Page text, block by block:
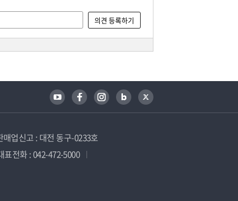
매업신고 : 대전 동구-0233호
표전화 : 042-472-5000